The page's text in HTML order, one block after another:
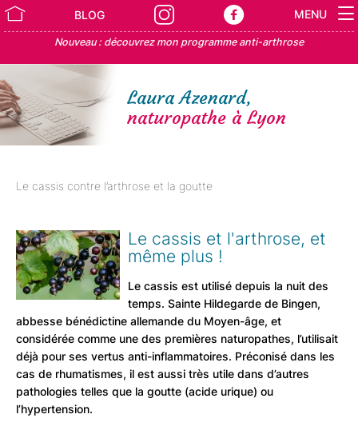
Nouveau : découvrez mon programme anti-arthrose
BLOG MENU
Laura Azenard,
naturopathe à Lyon
Le cassis contre l’arthrose et la goutte
Le cassis et l'arthrose, et
même plus !
Le cassis est utilisé depuis la nuit des
temps. Sainte Hildegarde de Bingen,
abbesse bénédictine allemande du Moyen-âge, et
considérée comme une des premières naturopathes, l’utilisait
déjà pour ses vertus anti-inflammatoires. Préconisé dans les
cas de rhumatismes, il est aussi très utile dans d’autres
pathologies telles que la goutte (acide urique) ou
l’hypertension.